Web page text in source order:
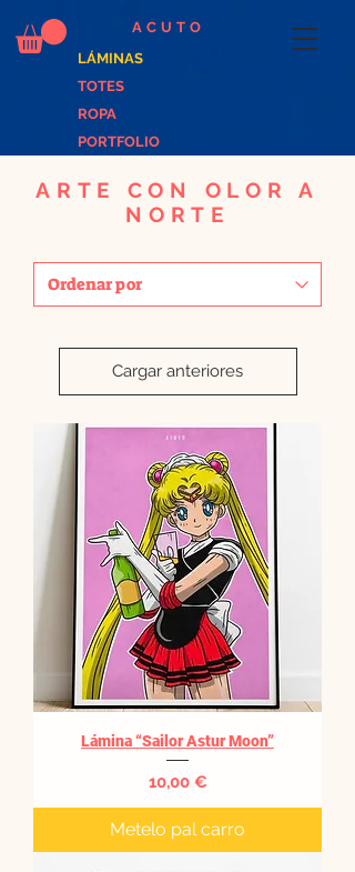
LÁMINAS
TOTES
ROPA
PORTFOLIO
ACUTO
ARTE CON OLOR A
NORTE
Cargar anteriores
Lámina “Sailor Astur Moon”
Precio
10,00 €
Metelo pal carro